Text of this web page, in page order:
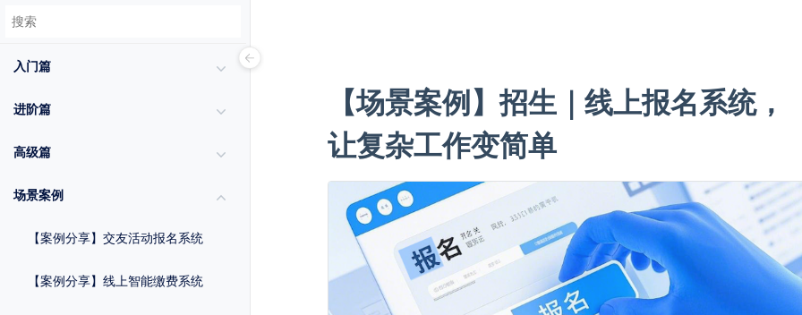
入门篇
进阶篇
高级篇
场景案例
【案例分享】交友活动报名系统
【案例分享】线上智能缴费系统
【场景案例】招生｜线上报名系统，
让复杂工作变简单